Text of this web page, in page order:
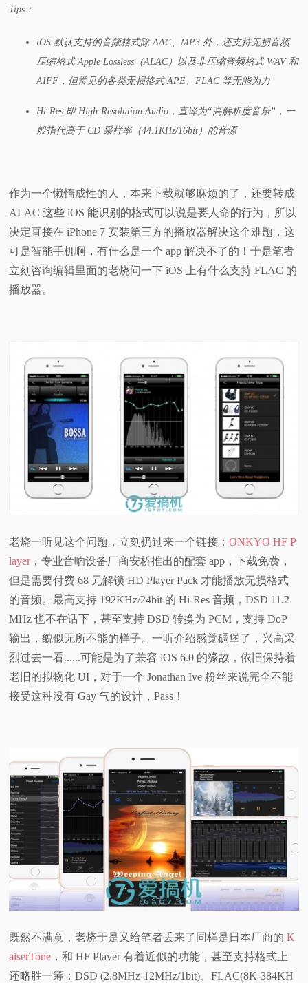
Tips：
iOS 默认支持的音频格式除 AAC、MP3 外，还支持无损音频
压缩格式 Apple Lossless（ALAC）以及非压缩音频格式 WAV 和
AIFF，但常见的各类无损格式 APE、FLAC 等无能为力
Hi-Res 即 High-Resolution Audio，直译为“高解析度音乐”，一
般指代高于 CD 采样率（44.1KHz/16bit）的音源
作为一个懒惰成性的人，本来下载就够麻烦的了，还要转成
ALAC 这些 iOS 能识别的格式可以说是要人命的行为，所以
决定直接在 iPhone 7 安装第三方的播放器解决这个难题，这
可是智能手机啊，有什么是一个 app 解决不了的！于是笔者
立刻咨询编辑里面的老烧问一下 iOS 上有什么支持 FLAC 的
播放器。
老烧一听见这个问题，立刻扔过来一个链接：ONKYO HF P
layer，专业音响设备厂商安桥推出的配套 app，下载免费，
但是需要付费 68 元解锁 HD Player Pack 才能播放无损格式
的音频。最高支持 192KHz/24bit 的 Hi-Res 音频，DSD 11.2
MHz 也不在话下，甚至支持 DSD 转换为 PCM，支持 DoP
输出，貌似无所不能的样子。一听介绍感觉碉堡了，兴高采
烈过去一看......可能是为了兼容 iOS 6.0 的缘故，依旧保持着
老旧的拟物化 UI，对于一个 Jonathan Ive 粉丝来说完全不能
接受这种没有 Gay 气的设计，Pass！
既然不满意，老烧于是又给笔者丢来了同样是日本厂商的K
aiserTone ，和 HF Player 有着近似的功能，甚至支持格式上
还略胜一筹：DSD (2.8MHz-12MHz/1bit)、FLAC(8K-384KH